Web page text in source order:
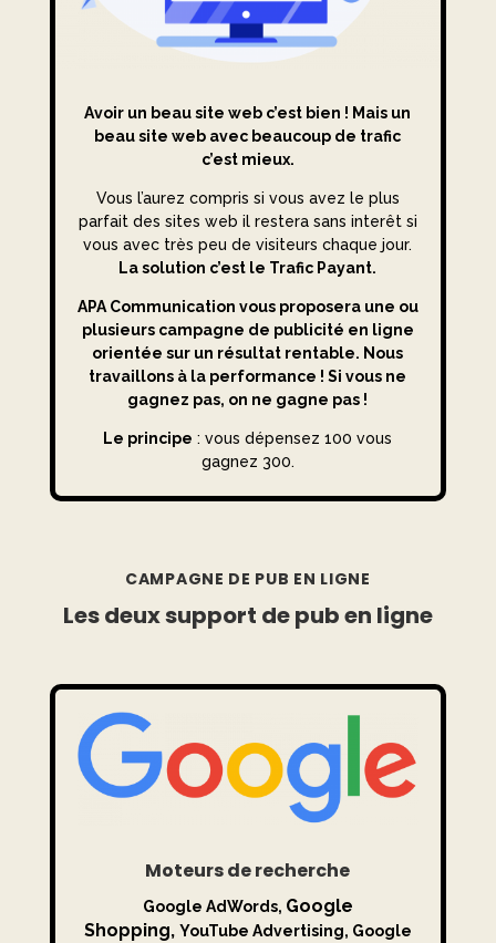
Avoir un beau site web c’est bien ! Mais un
beau site web avec beaucoup de trafic
c’est mieux.
Vous l’aurez compris si vous avez le plus
parfait des sites web il restera sans interêt si
vous avec très peu de visiteurs chaque jour.
La solution c’est le Trafic Payant.
APA Communication vous proposera une ou
plusieurs campagne de publicité en ligne
orientée sur un résultat rentable. Nous
travaillons à la performance ! Si vous ne
gagnez pas, on ne gagne pas !
Le principe : vous dépensez 100 vous
gagnez 300.
CAMPAGNE DE PUB EN LIGNE
Les deux support de pub en ligne
Moteurs de recherche
Google AdWords, Google
Shopping, YouTube Advertising, Google